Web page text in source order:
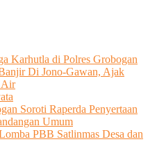
Karhutla di Polres Grobogan
Di Jono-Gawan, Ajak
Air
Soroti Raperda Penyertaan
Umum
PBB Satlinmas Desa dan